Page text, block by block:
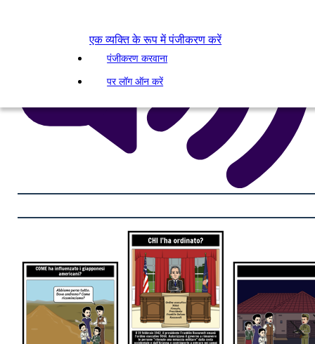
एक व्यक्ति के रूप में पंजीकरण करें
पंजीकरण करवाना
पर लॉग ऑन करें